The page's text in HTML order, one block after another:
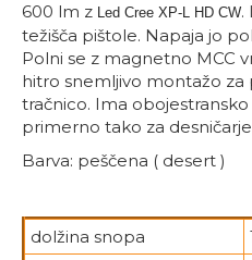
600 lm z Led Cree XP-L HD CW.
težišča pištole. Napaja jo
Polni se z magnetno MCC
hitro snemljivo montažo za
tračnico. Ima
primerno tako za
Barva: peščena ( desert )
dolžina snopa